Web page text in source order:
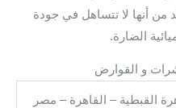
من أنها لا تتساهل في جودة
الضارة.
و القوارض
القبطية – القاهرة – مصر